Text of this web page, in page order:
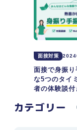
面接対策 2024
面接で身振
な5つのタイ
者の体験談付
カテゴリー